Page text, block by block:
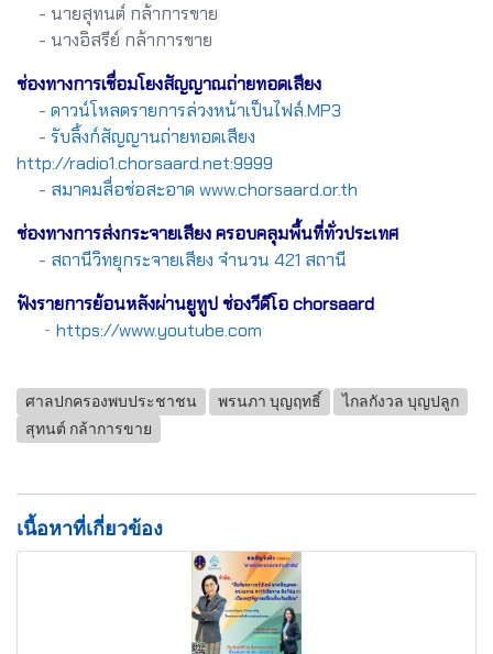
- นายสุทนต์ กล้าการขาย
- นางอิสรีย์ กล้าการขาย
ช่องทางการเชื่อมโยงสัญญาณถ่ายทอดเสียง
- ดาวน์โหลดรายการล่วงหน้าเป็นไฟล์.MP3
- รับลิ้งก์สัญญานถ่ายทอดเสียง
http://radio1.chorsaard.net:9999
- สมาคมสื่อช่อสะอาด www.chorsaard.or.th
ช่องทางการส่งกระจายเสียง ครอบคลุมพื้นที่ทั่วประเทศ
- สถานีวิทยุกระจายเสียง จำนวน 421 สถานี
ฟังรายการย้อนหลังผ่านยูทูป ช่องวีดีโอ chorsaard
- https://www.youtube.com
ศาลปกครองพบประชาชน พรนภา บุญฤทธิ์
ไกลกังวล บุญปลูก
สุทนต์ กล้าการขาย
เนื้อหาที่เกี่ยวข้อง